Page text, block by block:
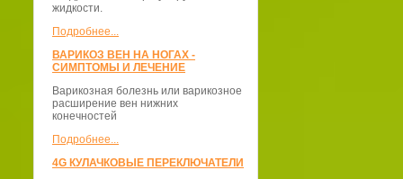
жидкости.
Подробнее...
ВАРИКОЗ ВЕН НА НОГАХ -
СИМПТОМЫ И ЛЕЧЕНИЕ
Варикозная болезнь или варикозное
расширение вен нижних
конечностей
Подробнее...
4G КУЛАЧКОВЫЕ ПЕРЕКЛЮЧАТЕЛИ